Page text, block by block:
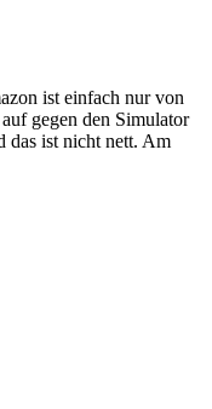
ist einfach nur von
gegen den Simulator
das ist nicht nett. Am